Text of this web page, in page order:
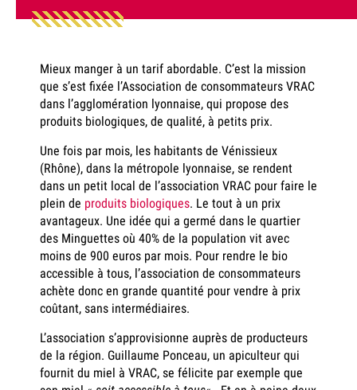
Mieux manger à un tarif abordable. C’est la mission
que s’est fixée l’Association de consommateurs VRAC
dans l’agglomération lyonnaise, qui propose des
produits biologiques, de qualité, à petits prix.
Une fois par mois, les habitants de Vénissieux
(Rhône), dans la métropole lyonnaise, se rendent
dans un petit local de l’association VRAC pour faire le
plein de produits biologiques. Le tout à un prix
avantageux. Une idée qui a germé dans le quartier
des Minguettes où 40% de la population vit avec
moins de 900 euros par mois. Pour rendre le bio
accessible à tous, l’association de consommateurs
achète donc en grande quantité pour vendre à prix
coûtant, sans intermédiaires.
L’association s’approvisionne auprès de producteurs
de la région. Guillaume Ponceau, un apiculteur qui
fournit du miel à VRAC, se félicite par exemple que